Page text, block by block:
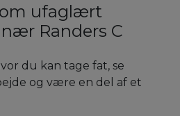
ufaglært
Randers C
du kan tage fat, se
og være en del af et